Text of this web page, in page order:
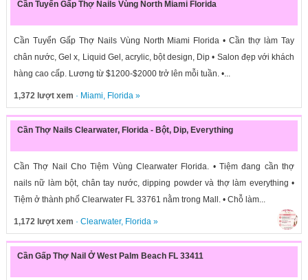
Cần Tuyển Gấp Thợ Nails Vùng North Miami Florida
Cần Tuyển Gấp Thợ Nails Vùng North Miami Florida • Cần thợ làm Tay
chân nước, Gel x, Liquid Gel, acrylic, bột design, Dip • Salon đẹp với khách
hàng cao cấp. Lương từ $1200-$2000 trở lên mỗi tuần. •...
1,372 lượt xem · Miami, Florida»
Cần Thợ Nails Clearwater, Florida - Bột, Dip, Everything
Cần Thợ Nail Cho Tiệm Vùng Clearwater Florida. • Tiệm đang cần thợ
nails nữ làm bột, chân tay nước, dipping powder và thợ làm everything •
Tiệm ở thành phố Clearwater FL 33761 nằm trong Mall. • Chỗ làm...
1,172 lượt xem · Clearwater, Florida»
Cần Gấp Thợ Nail Ở West Palm Beach FL 33411